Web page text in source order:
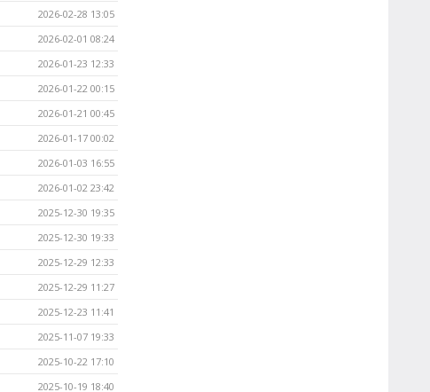
2026-02-28 13:05
2026-02-01 08:24
2026-01-23 12:33
2026-01-22 00:15
2026-01-21 00:45
2026-01-17 00:02
2026-01-03 16:55
2026-01-02 23:42
2025-12-30 19:35
2025-12-30 19:33
2025-12-29 12:33
2025-12-29 11:27
2025-12-23 11:41
2025-11-07 19:33
2025-10-22 17:10
2025-10-19 18:40